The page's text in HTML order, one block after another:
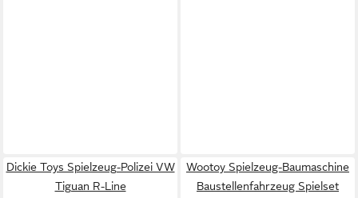
Dickie Toys Spielzeug-Polizei VW
Tiguan R-Line
Wootoy Spielzeug-Baumaschine
Baustellenfahrzeug Spielset